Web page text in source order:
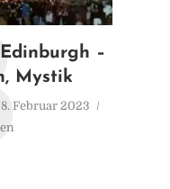
–
Mystik
Februar 2023